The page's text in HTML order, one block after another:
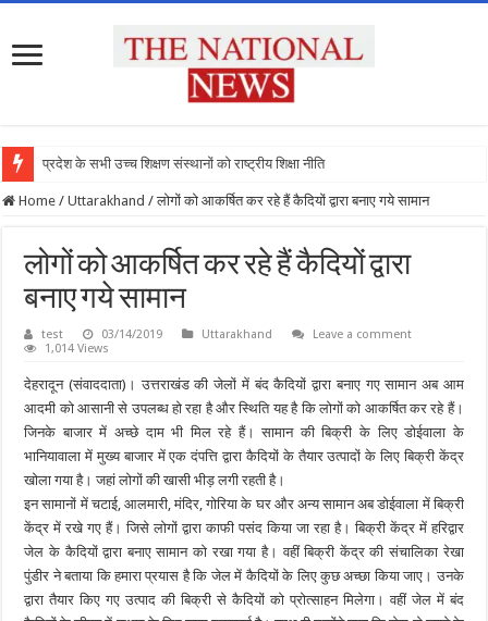
प्रदेश के सभी उच्च शिक्षण संस्थानों को राष्ट्रीय शिक्षा नीति के
Home / Uttarakhand / लोगों को आकर्षित कर रहे हैं कैदियों द्वारा बनाए गये सामान
लोगों को आकर्षित कर रहे हैं कैदियों द्वारा
बनाए गये सामान
test 03/14/2019 Uttarakhand
Leave a comment
1,014 Views
देहरादून (संवाददाता)। उत्तराखंड की जेलों में बंद कैदियों द्वारा बनाए गए सामान अब आम
आदमी को आसानी से उपलब्ध हो रहा है और स्थिति यह है कि लोगों को आकर्षित कर रहे हैं।
जिनके बाजार में अच्छे दाम भी मिल रहे हैं। सामान की बिक्री के लिए डोईवाला के
भानियावाला में मुख्य बाजार में एक दंपत्ति द्वारा कैदियों के तैयार उत्पादों के लिए बिक्री केंद्र
खोला गया है। जहां लोगों की खासी भीड़ लगी रहती है।
इन सामानों में चटाई, आलमारी, मंदिर, गोरिया के घर और अन्य सामान अब डोईवाला में बिक्री
केंद्र में रखे गए हैं। जिसे लोगों द्वारा काफी पसंद किया जा रहा है। बिक्री केंद्र में हरिद्वार
जेल के कैदियों द्वारा बनाए सामान को रखा गया है। वहीं बिक्री केंद्र की संचालिका रेखा
पुंडीर ने बताया कि हमारा प्रयास है कि जेल में कैदियों के लिए कुछ अच्छा किया जाए। उनके
द्वारा तैयार किए गए उत्पाद की बिक्री से कैदियों को प्रोत्साहन मिलेगा। वहीं जेल में बंद